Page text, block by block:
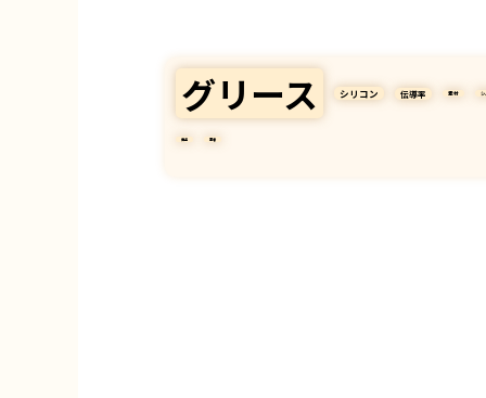
グリース シリコン 伝導率 素材 シ
商品 業者